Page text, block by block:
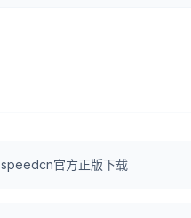
speedcn官方正版下载